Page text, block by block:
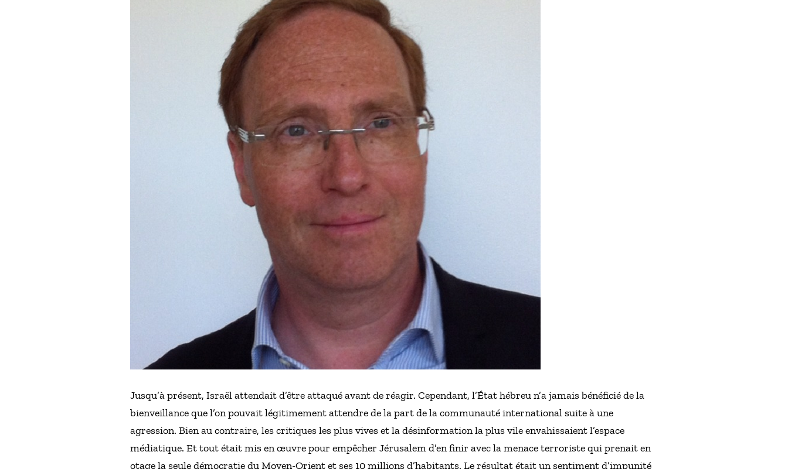
Jusqu’à présent, Israël attendait d’être attaqué avant de réagir. Cependant, l’État hébreu n’a jamais bénéficié de la
bienveillance que l’on pouvait légitimement attendre de la part de la communauté international suite à une
agression. Bien au contraire, les critiques les plus vives et la désinformation la plus vile envahissaient l’espace
médiatique. Et tout était mis en œuvre pour empêcher Jérusalem d’en finir avec la menace terroriste qui prenait en
otage la seule démocratie du Moyen-Orient et ses 10 millions d’habitants. Le résultat était un sentiment d’impunité